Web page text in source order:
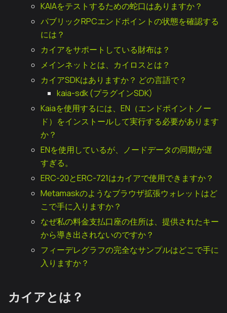
KAIAをテストするための蛇口はありますか？
パブリックRPCエンドポイントの状態を確認する
には？
カイアをサポートしている財布は？
メインネットとは、カイロスとは？
カイアSDKはありますか？ どの言語で？
kaia-sdk (プラグインSDK)
Kaiaを使用するには、EN（エンドポイントノー
ド）をインストールして実行する必要があります
か？
ENを使用しているが、ノードデータの同期が遅
すぎる。
ERC-20とERC-721はカイアで使用できますか？
Metamaskのようなブラウザ拡張ウォレットはど
こで手に入りますか？
なぜ私の料金支払口座の住所は、提供されたキー
から導き出されないのですか？
フィーデレグラフの完全なサンプルはどこで手に
入りますか？
カイアとは？